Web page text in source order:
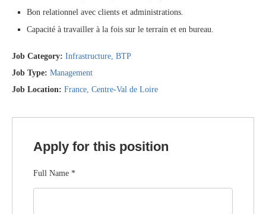
Bon relationnel avec clients et administrations.
Capacité à travailler à la fois sur le terrain et en bureau.
Job Category: Infrastructure BTP
Job Type: Management
Job Location: France Centre-Val de Loire
Apply for this position
Full Name *